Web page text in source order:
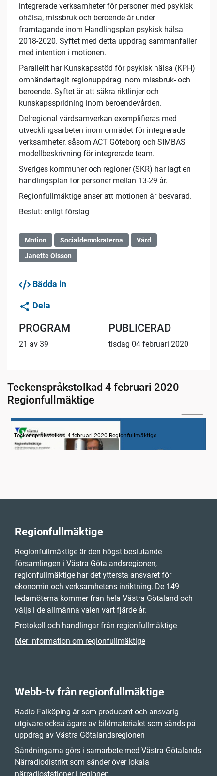
integrerade verksamheter för personer med psykisk
ohälsa, missbruk och beroende är under
framtagande inom Handlingsplan psykisk hälsa
2018-2020. Syftet med detta uppdrag sammanfaller
med intention i motionen.
Parallellt har Kunskapsstöd för psykisk hälsa (KPH)
omhändertagit regionuppdrag inom missbruk- och
beroende. Syftet är att säkra riktlinjer och
kunskapsspridning inom beroendevården.
Delregional vårdsamverkan exemplifieras med
utvecklingsarbeten inom området för integrerade
verksamheter, såsom ACT Göteborg och SIMBAS
modellbeskrivning för integrerade team.
Sveriges kommuner och regioner (SKR) har lagt en
handlingsplan för personer mellan 13-29 år.
Regionfullmäktige anser att motionen är besvarad.
Beslut: enligt förslag
Motion Socialdemokraterna
Vård
Janette Olsson
Bädda in
Dela
PROGRAM
21 av 39
PUBLICERAD
tisdag 04 februari 2020
Teckenspråkstolkad 4 februari 2020
Regionfullmäktige
Information
Teckenspråkstolkad 4 februari 2020 Regionfullmäktige
Regionfullmäktige
Regionfullmäktige är den högst beslutande
församlingen i Västra Götalandsregionen,
regionfullmäktige har det yttersta ansvaret för
ekonomin och verksamhetens inriktning. De 149
ledamöterna kommer från hela Västra Götaland och
väljs i de allmänna valen vart fjärde år.
Protokoll och handlingar från regionfullmäktige
Mer information om regionfullmäktige
Webb-tv från regionfullmäktige
Radio Falköping är som producent och ansvarig
utgivare också ägare av bildmaterialet som sänds på
uppdrag av Västra Götalandsregionen
Sändningarna görs i samarbete med Västra Götalands
Närradiodistrikt som sänder över lokala
närradiostationer i regionen.